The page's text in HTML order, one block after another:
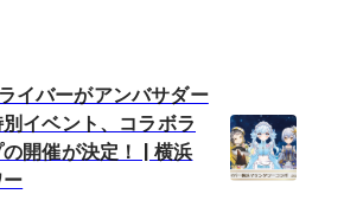
イバーがアンバサダー
イベント、コラボラ
開催が決定！ | 横浜